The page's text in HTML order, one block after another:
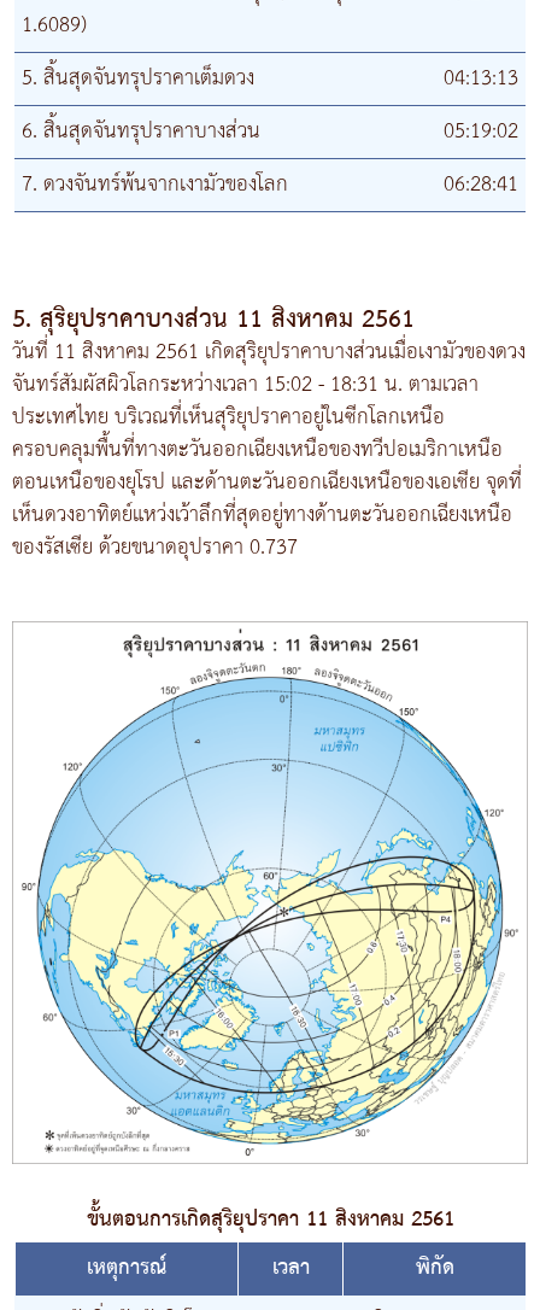
1.6089)
5. สิ้นสุดจันทรุปราคาเต็มดวง
04:13:13
6. สิ้นสุดจันทรุปราคาบางส่วน
05:19:02
7. ดวงจันทร์พ้นจากเงามัวของโลก
06:28:41
5. สุริยุปราคาบางส่วน 11 สิงหาคม 2561
วันที่ 11 สิงหาคม 2561 เกิดสุริยุปราคาบางส่วนเมื่อเงามัวของดวง
จันทร์สัมผัสผิวโลกระหว่างเวลา 15:02 - 18:31 น. ตามเวลา
ประเทศไทย บริเวณที่เห็นสุริยุปราคาอยู่ในซีกโลกเหนือ
ครอบคลุมพื้นที่ทางตะวันออกเฉียงเหนือของทวีปอเมริกาเหนือ
ตอนเหนือของยุโรป และด้านตะวันออกเฉียงเหนือของเอเชีย จุดที่
เห็นดวงอาทิตย์แหว่งเว้าลึกที่สุดอยู่ทางด้านตะวันออกเฉียงเหนือ
ของรัสเซีย ด้วยขนาดอุปราคา 0.737
ขั้นตอนการเกิดสุริยุปราคา 11 สิงหาคม 2561
เหตุการณ์
เวลา
พิกัด